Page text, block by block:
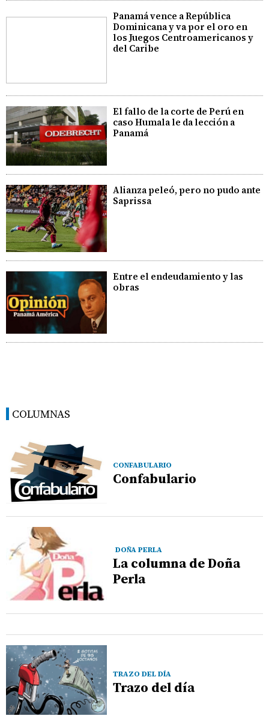
Panamá vence a República
Dominicana y va por el oro en
los Juegos Centroamericanos y
del Caribe
El fallo de la corte de Perú en
caso Humala le da lección a
Panamá
Alianza peleó, pero no pudo ante
Saprissa
Entre el endeudamiento y las
obras
COLUMNAS
CONFABULARIO
Confabulario
DOÑA PERLA
La columna de Doña
Perla
TRAZO DEL DÍA
Trazo del día